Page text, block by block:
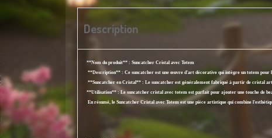
Description
**Nom du produit** : Suncatcher Cristal avec Totem
**Description** : Ce suncatcher est une œuvre d'art décorative qui intègre un totem pour
**Suncatcher en Cristal** : Le suncatcher est généralement fabriqué à partir de cristal
**Utilisation** : Le suncatcher cristal avec totem est parfait pour ajouter une touche de
En résumé, le Suncatcher Cristal avec Totem est une pièce artistique qui combine